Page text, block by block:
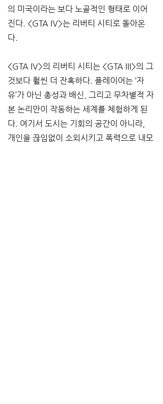
의 미국이라는 보다 노골적인 형태로 이어
진다. <GTA IV>는 리버티 시티로 돌아온
다.
<GTA IV>의 리버티 시티는 <GTA III>의 그
것보다 훨씬 더 잔혹하다. 플레이어는 ‘자
유’가 아닌 총성과 배신, 그리고 무차별적 자
본 논리만이 작동하는 세계를 체험하게 된
다. 여기서 도시는 기회의 공간이 아니라,
개인을 끊임없이 소외시키고 폭력으로 내모